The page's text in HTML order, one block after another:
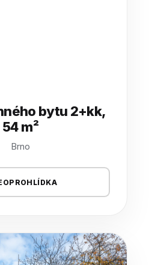
bytu 2+kk,
54 m²
Brno